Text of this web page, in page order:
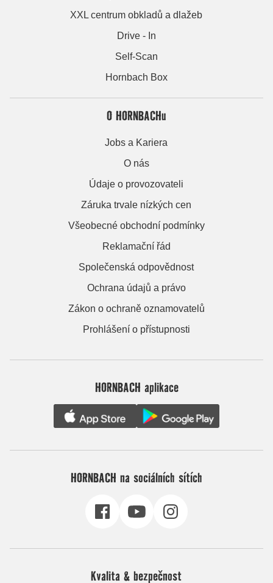
XXL centrum obkladů a dlažeb
Drive - In
Self-Scan
Hornbach Box
O HORNBACHu
Jobs a Kariera
O nás
Údaje o provozovateli
Záruka trvale nízkých cen
Všeobecné obchodní podmínky
Reklamační řád
Společenská odpovědnost
Ochrana údajů a právo
Zákon o ochraně oznamovatelů
Prohlášení o přístupnosti
HORNBACH aplikace
HORNBACH na sociálních sítích
Kvalita & bezpečnost